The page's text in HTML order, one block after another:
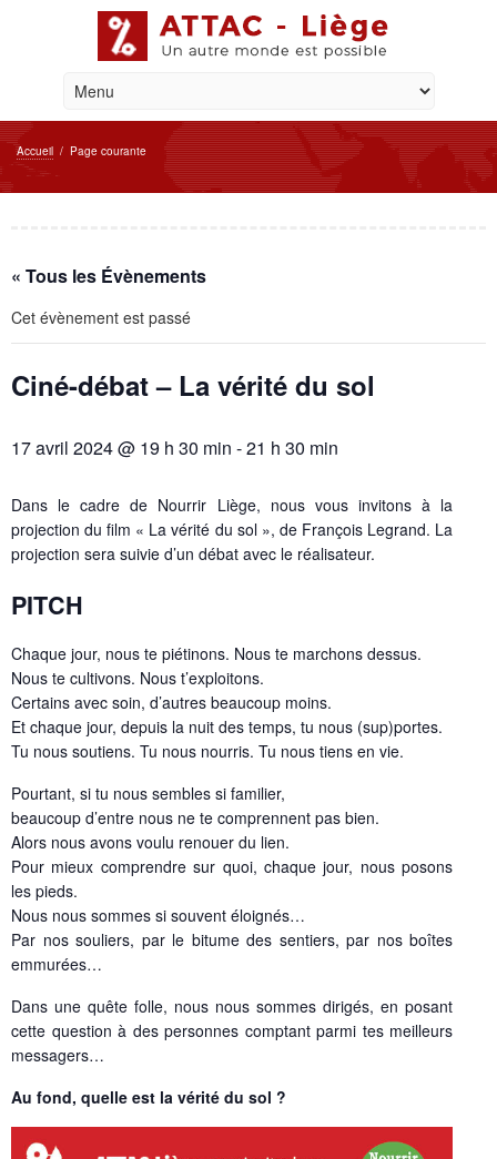
Accueil / Page courante
« Tous les Évènements
Cet évènement est passé
Ciné-débat – La vérité du sol
17 avril 2024 @ 19 h 30 min -21 h 30 min
Dans le cadre de Nourrir Liège, nous vous invitons à la
projection du film « La vérité du sol », de François Legrand. La
projection sera suivie d’un débat avec le réalisateur.
PITCH
Chaque jour, nous te piétinons. Nous te marchons dessus.
Nous te cultivons. Nous t’exploitons.
Certains avec soin, d’autres beaucoup moins.
Et chaque jour, depuis la nuit des temps, tu nous (sup)portes.
Tu nous soutiens. Tu nous nourris. Tu nous tiens en vie.
Pourtant, si tu nous sembles si familier,
beaucoup d’entre nous ne te comprennent pas bien.
Alors nous avons voulu renouer du lien.
Pour mieux comprendre sur quoi, chaque jour, nous posons
les pieds.
Nous nous sommes si souvent éloignés…
Par nos souliers, par le bitume des sentiers, par nos boîtes
emmurées…
Dans une quête folle, nous nous sommes dirigés, en posant
cette question à des personnes comptant parmi tes meilleurs
messagers…
Au fond, quelle est la vérité du sol ?